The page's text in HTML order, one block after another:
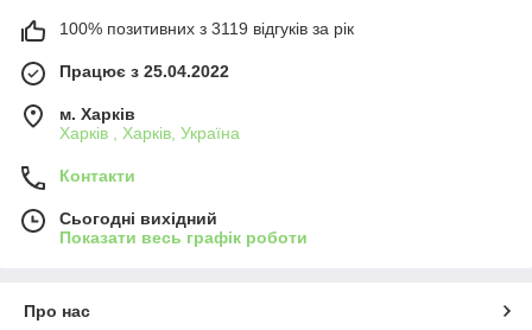
100% позитивних з 3119 відгуків за рік
Працює з 25.04.2022
м. Харків
Харків , Харків, Україна
Контакти
Сьогодні вихідний
Показати весь графік роботи
Про нас